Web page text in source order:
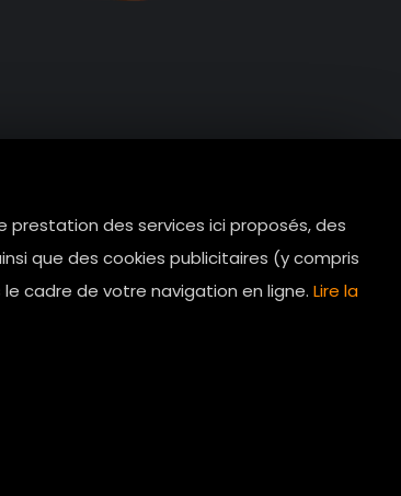
des services ici proposés, des
que des cookies publicitaires (y compris
cadre de votre navigation en ligne. Lire la
Horaires d’ouverture: 11h - 19h30 Du